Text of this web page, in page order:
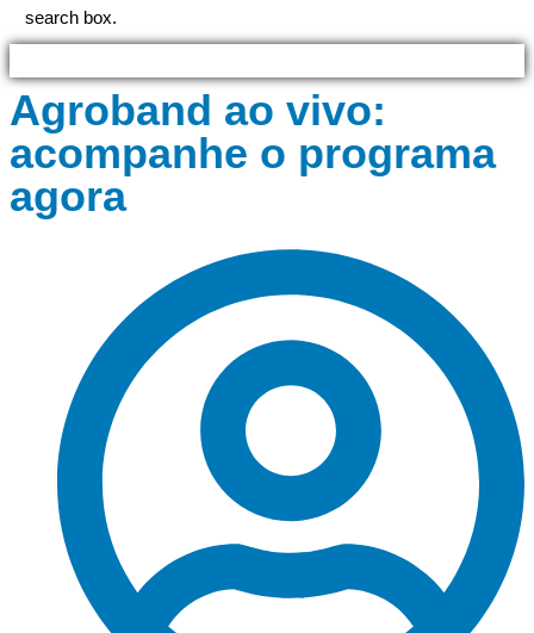
search box.
Agroband ao vivo:
acompanhe o programa
agora